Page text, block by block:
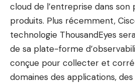
cloud de l’entreprise dans
produits. Plus récemment,
technologie ThousandEyes
de sa plate-forme
conçue pour collecter et
domaines des applications, des